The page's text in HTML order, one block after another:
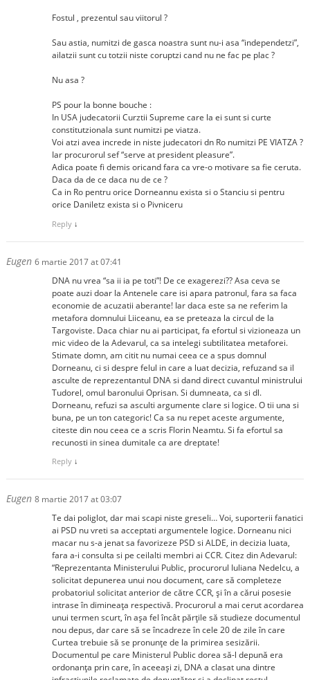
Fostul , prezentul sau viitorul ?
Sau astia, numitzi de gasca noastra sunt nu-i asa “independetzi”,
ailatzii sunt cu totzii niste coruptzi cand nu ne fac pe plac ?
Nu asa ?
PS pour la bonne bouche :
In USA judecatorii Curztii Supreme care la ei sunt si curte
constitutzionala sunt numitzi pe viatza.
Voi atzi avea increde in niste judecatori dn Ro numitzi PE VIATZA ?
Iar procurorul sef “serve at president pleasure”.
Adica poate fi demis oricand fara ca vre-o motivare sa fie ceruta.
Daca da de ce daca nu de ce ?
Ca in Ro pentru orice Dorneannu exista si o Stanciu si pentru
orice Daniletz exista si o Pivniceru
Reply ↓
Eugen 6 martie 2017 at 07:41
DNA nu vrea “sa ii ia pe toti”! De ce exagerezi?? Asa ceva se
poate auzi doar la Antenele care isi apara patronul, fara sa faca
economie de acuzatii aberante! Iar daca este sa ne referim la
metafora domnului Liiceanu, ea se preteaza la circul de la
Targoviste. Daca chiar nu ai participat, fa efortul si vizioneaza un
mic video de la Adevarul, ca sa intelegi subtilitatea metaforei.
Stimate domn, am citit nu numai ceea ce a spus domnul
Dorneanu, ci si despre felul in care a luat decizia, refuzand sa il
asculte de reprezentantul DNA si dand direct cuvantul ministrului
Tudorel, omul baronului Oprisan. Si dumneata, ca si dl.
Dorneanu, refuzi sa asculti argumente clare si logice. O tii una si
buna, pe un ton categoric! Ca sa nu repet aceste argumente,
citeste din nou ceea ce a scris Florin Neamtu. Si fa efortul sa
recunosti in sinea dumitale ca are dreptate!
Reply ↓
Eugen 8 martie 2017 at 03:07
Te dai poliglot, dar mai scapi niste greseli… Voi, suporterii fanatici
ai PSD nu vreti sa acceptati argumentele logice. Dorneanu nici
macar nu s-a jenat sa favorizeze PSD si ALDE, in decizia luata,
fara a-i consulta si pe ceilalti membri ai CCR. Citez din Adevarul:
“Reprezentanta Ministerului Public, procurorul Iuliana Nedelcu, a
solicitat depunerea unui nou document, care să completeze
probatoriul solicitat anterior de către CCR, şi în a cărui posesie
intrase în dimineaţa respectivă. Procurorul a mai cerut acordarea
unui termen scurt, în aşa fel încât părţile să studieze documentul
nou depus, dar care să se încadreze în cele 20 de zile în care
Curtea trebuie să se pronunţe de la primirea sesizării.
Documentul pe care Ministerul Public dorea să-l depună era
ordonanţa prin care, în aceeaşi zi, DNA a clasat una dintre